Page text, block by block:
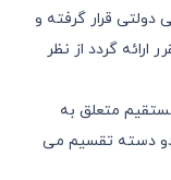
قرار گرفته و
گردد از نظر
متعلق به
دو دسته تقسیم می